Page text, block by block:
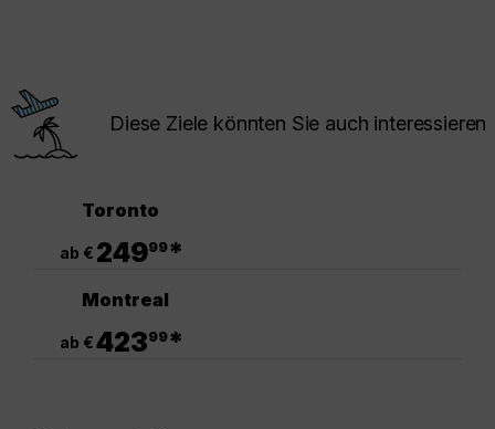
Diese Ziele könnten Sie auch interessieren
Toronto
ab € 24999*
Montreal
ab €42399*